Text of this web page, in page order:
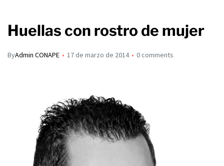
Huellas con rostro de mujer
ByAdmin CONAPE 17 de marzo de 2014 0 comments